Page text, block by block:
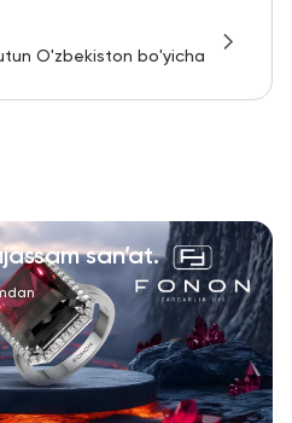
O'zbekiston bo'yicha
san’at.